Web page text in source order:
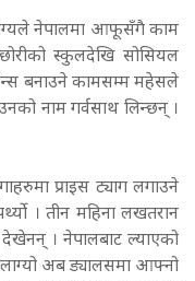
नेपालमा आफूसँगै काम
स्कुलदेखि सोसियल
बनाउने कामसम्म महेसले
नाम गर्वसाथ लिन्छन् ।
प्राइस ट्याग लगाउने
। तीन महिना लखतरान
। नेपालबाट ल्याएको
अब ड्यालसमा आफ्नो